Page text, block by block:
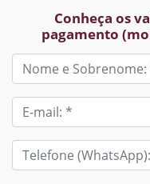
Conheça os
pagamento